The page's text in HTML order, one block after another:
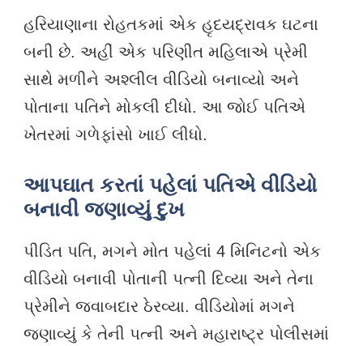
હરિયાણાના રોહતકમાં એક હૃદયદ્રાવક ઘટના
બની છે. અહીં એક પરિણીત મહિલાએ પ્રેમી
સાથે મળીને અશ્લીલ વીડિયો બનાવ્યો અને
પોતાના પતિને મોકલી દીધો. આ જોઈ પતિએ
ખેતરમાં ગળેફાંસો ખાઈ લીધો.
આપઘાત કરતાં પહેલાં પતિએ વીડિયો
બનાવી જણાવ્યું દુખ
પીડિત પતિ, મગને મોત પહેલાં 4 મિનિટનો એક
વીડિયો બનાવી પોતાની પત્ની દિવ્યા અને તેના
પ્રેમીને જવાબદાર ઠેરવ્યા. વીડિયોમાં મગને
જણાવ્યું કે તેની પત્ની અને મહારાષ્ટ્ર પોલીસમાં